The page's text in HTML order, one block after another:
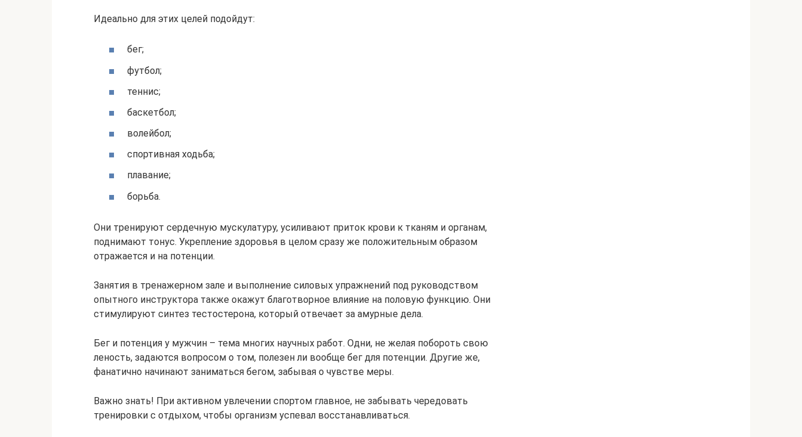
Идеально для этих целей подойдут:
бег;
футбол;
теннис;
баскетбол;
волейбол;
спортивная ходьба;
плавание;
борьба.
Они тренируют сердечную мускулатуру, усиливают приток крови к тканям и органам,
поднимают тонус. Укрепление здоровья в целом сразу же положительным образом
отражается и на потенции.
Занятия в тренажерном зале и выполнение силовых упражнений под руководством
опытного инструктора также окажут благотворное влияние на половую функцию. Они
стимулируют синтез тестостерона, который отвечает за амурные дела.
Бег и потенция у мужчин – тема многих научных работ. Одни, не желая побороть свою
леность, задаются вопросом о том, полезен ли вообще бег для потенции. Другие же,
фанатично начинают заниматься бегом, забывая о чувстве меры.
Важно знать! При активном увлечении спортом главное, не забывать чередовать
тренировки с отдыхом, чтобы организм успевал восстанавливаться.